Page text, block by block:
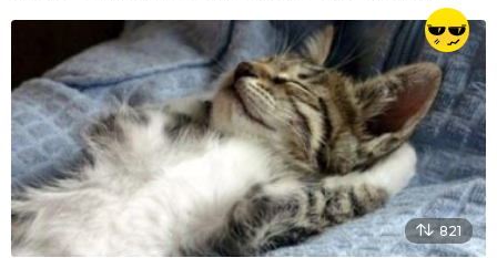
821